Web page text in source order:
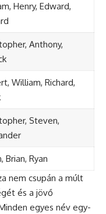
Henry, Edward,
Anthony,
William, Richard,
Steven,
Brian, Ryan
nem csupán a múlt
és a jövő
egyes név egy-